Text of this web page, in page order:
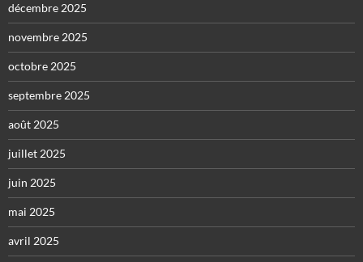
décembre 2025
novembre 2025
octobre 2025
septembre 2025
août 2025
juillet 2025
juin 2025
mai 2025
avril 2025